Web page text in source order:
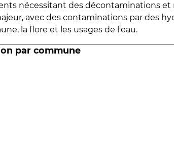
nécessitant des décontaminations et
avec des contaminations par des
la flore et les usages de l'eau.
par commune